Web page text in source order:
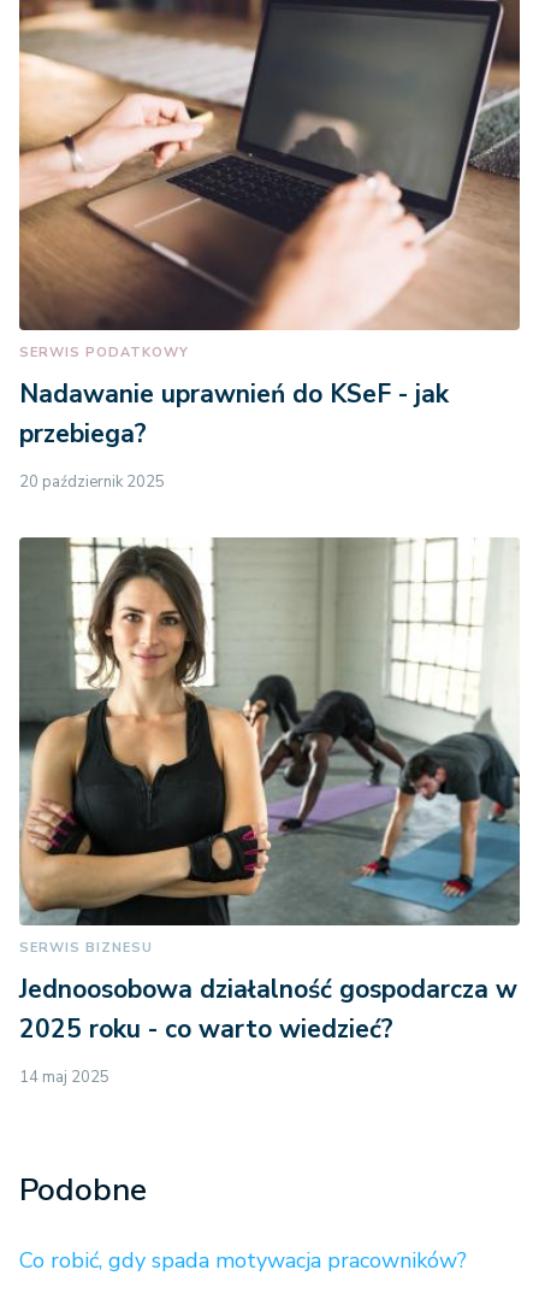
SERWIS PODATKOWY
Nadawanie uprawnień do KSeF - jak
przebiega?
20 październik 2025
SERWIS BIZNESU
Jednoosobowa działalność gospodarcza w
2025 roku - co warto wiedzieć?
14 maj 2025
Podobne
Co robić, gdy spada motywacja pracowników?